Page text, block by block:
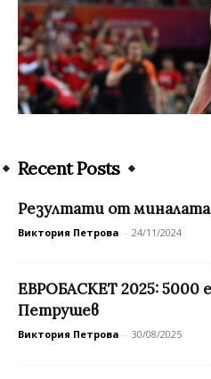
Recent Posts
Резултати от
Виктория Петрова - 24/11/2024
ЕВРОБАСКЕТ 2025: 5000
Петрушев
Виктория Петрова - 30/08/2025